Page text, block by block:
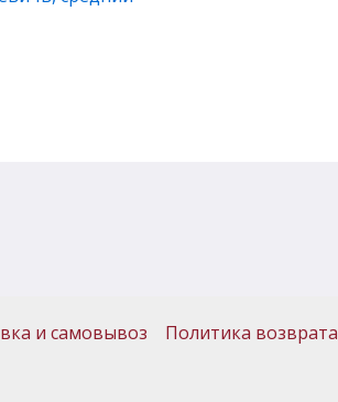
и самовывоз Политика возврата